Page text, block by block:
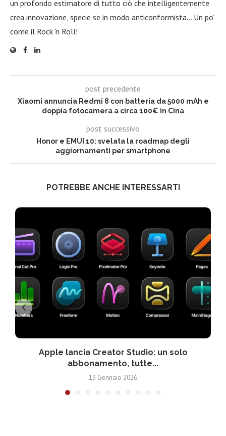
un profondo estimatore di tutto ciò che intelligentemente
crea innovazione, specie se in modo anticonformista… Un po’
come il Rock ‘n Roll!
post precedente
Xiaomi annuncia Redmi 8 con batteria da 5000 mAh e
doppia fotocamera a circa 100€ in Cina
post successivo
Honor e EMUI 10: svelata la roadmap degli
aggiornamenti per smartphone
POTREBBE ANCHE INTERESSARTI
Apple lancia Creator Studio: un solo
abbonamento, tutte...
13 Gennaio 2026